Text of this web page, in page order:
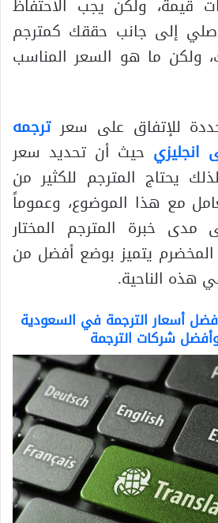
قيمة، ولكن يجب الاحتفاظ
إلى جانب حققك كمترجم
ولكن ما هو السعر المناسب
للإتفاق على سعرترجمه
انجليزي حيث أن تحديد سعر
يحتاج المترجم للكثير من
مع هذا الموضوع، وعموماً
خبرة المترجم المختار
المخضرم يتميز بوضع أفضل من
هذه الناحية.
أسعار الترجمة في السعودية